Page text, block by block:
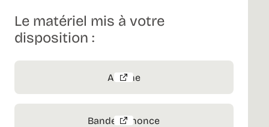
Le matériel mis à votre
disposition :
Affiche
Bande-annonce